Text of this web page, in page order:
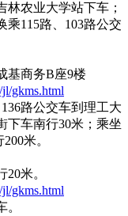
林农业大学站下车；
115路、103路公交
基商务B座9楼
jl/gkms.html
路公交车到理工大
下车南行30米；乘坐
米。
米。
jl/gkms.html